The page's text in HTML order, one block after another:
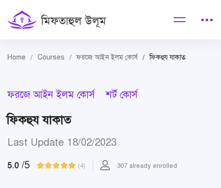
Home Courses ফরজে আইন ইলম কোর্স ফিকহুয যাকাত
ফরজে আইন ইলম কোর্স শর্ট কোর্স
ফিকহুয যাকাত
Last Update 18/02/2023
5.0 /5 (4) 307 already enrolled